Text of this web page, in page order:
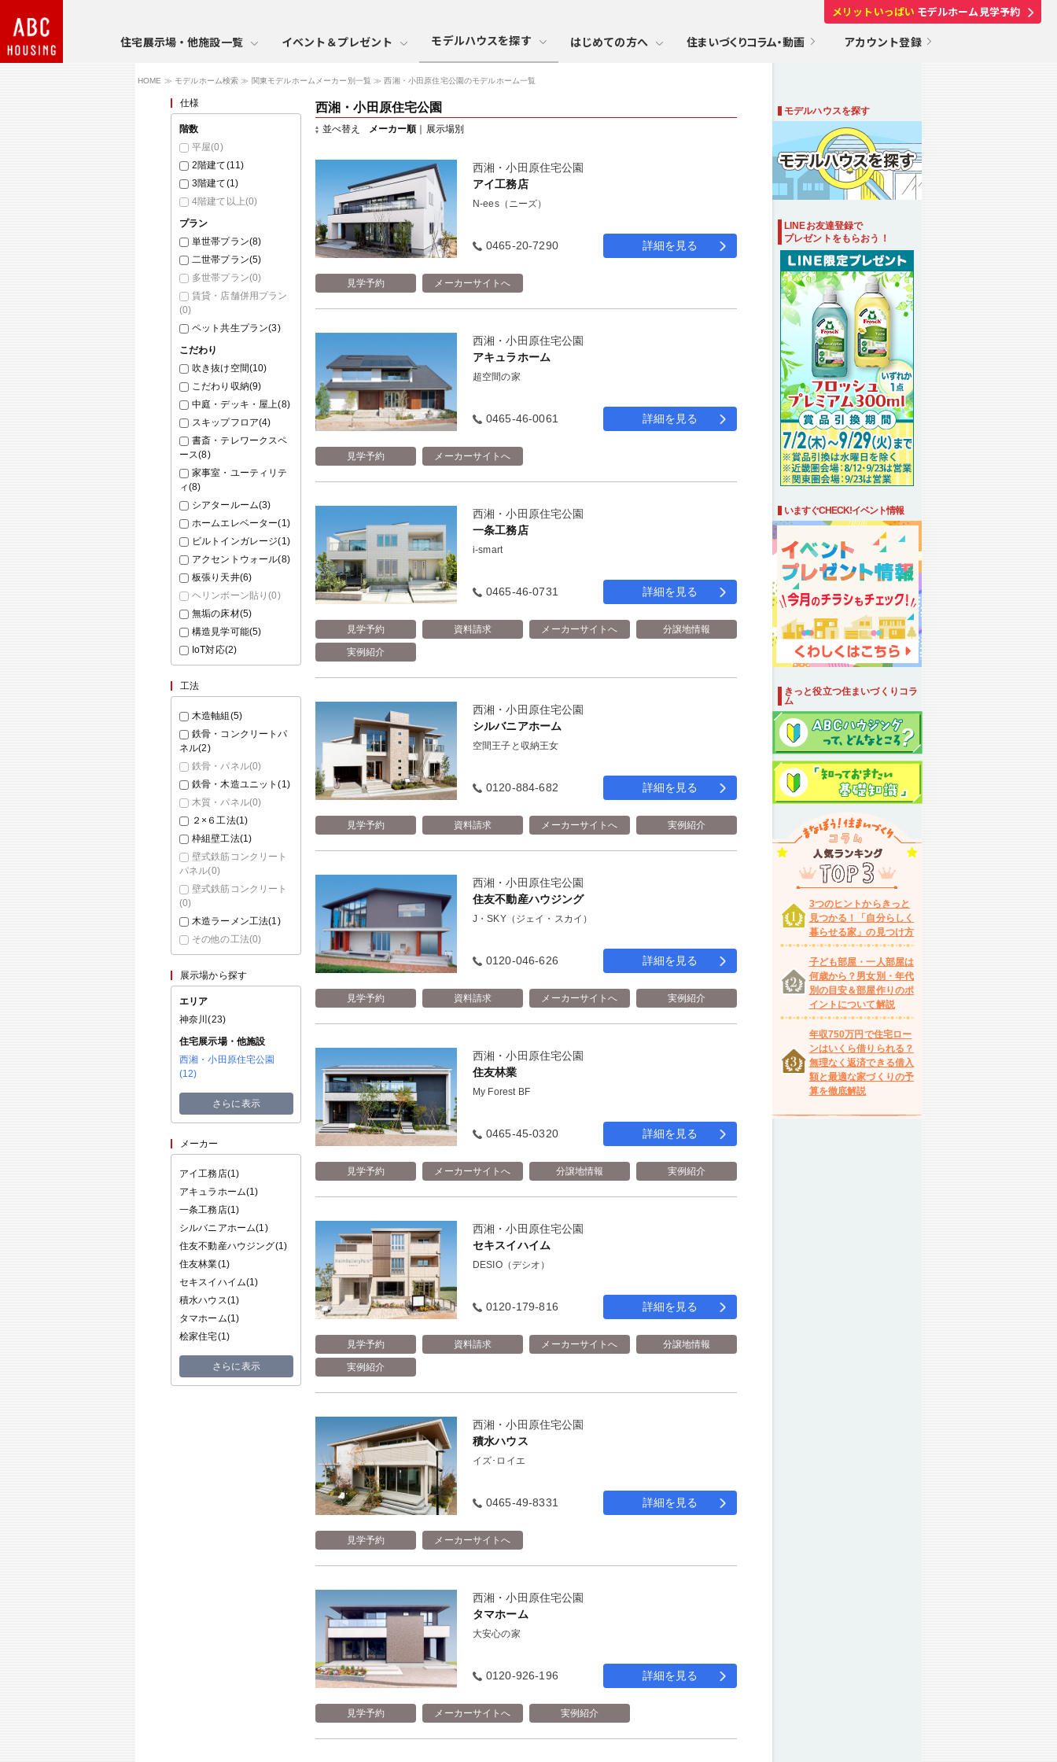
住宅展示場・他施設一覧 イベント＆プレゼント モデルハウスを探す はじめての方へ 住まいづくりコラム・動画 アカウント登録
メリットいっぱい モデルホーム見学予約
HOME モデルホーム検索 関東モデルホームメーカー別一覧 西湘・小田原住宅公園のモデルホーム一覧
仕様
階数
平屋(0)
2階建て(11)
3階建て(1)
4階建て以上(0)
プラン
単世帯プラン(8)
二世帯プラン(5)
多世帯プラン(0)
賃貸・店舗併用プラン
(0)
ペット共生プラン(3)
こだわり
吹き抜け空間(10)
こだわり収納(9)
中庭・デッキ・屋上(8)
スキップフロア(4)
書斎・テレワークスペ
ース(8)
家事室・ユーティリテ
ィ(8)
シアタールーム(3)
ホームエレベーター(1)
ビルトインガレージ(1)
アクセントウォール(8)
板張り天井(6)
ヘリンボーン貼り(0)
無垢の床材(5)
構造見学可能(5)
IoT対応(2)
工法
木造軸組(5)
鉄骨・コンクリートパ
ネル(2)
鉄骨・パネル(0)
鉄骨・木造ユニット(1)
木質・パネル(0)
２×６工法(1)
枠組壁工法(1)
壁式鉄筋コンクリート
パネル(0)
壁式鉄筋コンクリート
(0)
木造ラーメン工法(1)
その他の工法(0)
展示場から探す
エリア
神奈川(23)
住宅展示場・他施設
西湘・小田原住宅公園
(12)
さらに表示
メーカー
アイ工務店(1)
アキュラホーム(1)
一条工務店(1)
シルバニアホーム(1)
住友不動産ハウジング(1)
住友林業(1)
セキスイハイム(1)
積水ハウス(1)
タマホーム(1)
桧家住宅(1)
さらに表示
西湘・小田原住宅公園
並べ替え メーカー順 展示場別
西湘・小田原住宅公園
アイ工務店
N-ees（ニーズ）
0465-20-7290 詳細を見る
見学予約 メーカーサイトへ
西湘・小田原住宅公園
アキュラホーム
超空間の家
0465-46-0061 詳細を見る
見学予約 メーカーサイトへ
西湘・小田原住宅公園
一条工務店
i-smart
0465-46-0731 詳細を見る
見学予約 資料請求 メーカーサイトへ 分譲地情報
実例紹介
西湘・小田原住宅公園
シルバニアホーム
空間王子と収納王女
0120-884-682 詳細を見る
見学予約 資料請求 メーカーサイトへ 実例紹介
西湘・小田原住宅公園
住友不動産ハウジング
J・SKY（ジェイ・スカイ）
0120-046-626 詳細を見る
見学予約 資料請求 メーカーサイトへ 実例紹介
西湘・小田原住宅公園
住友林業
My Forest BF
0465-45-0320 詳細を見る
見学予約 メーカーサイトへ 分譲地情報 実例紹介
西湘・小田原住宅公園
セキスイハイム
DESIO（デシオ）
0120-179-816 詳細を見る
見学予約 資料請求 メーカーサイトへ 分譲地情報
実例紹介
西湘・小田原住宅公園
積水ハウス
イズ･ロイエ
0465-49-8331 詳細を見る
見学予約 メーカーサイトへ
西湘・小田原住宅公園
タマホーム
大安心の家
0120-926-196 詳細を見る
見学予約 メーカーサイトへ 実例紹介
モデルハウスを探す
LINEお友達登録で
プレゼントをもらおう！
いますぐCHECK!イベント情報
きっと役立つ住まいづくりコラ
ム
3つのヒントからきっと
見つかる！「自分らしく
暮らせる家」の見つけ方
子ども部屋・一人部屋は
何歳から？男女別・年代
別の目安＆部屋作りのポ
イントについて解説
年収750万円で住宅ロー
ンはいくら借りられる？
無理なく返済できる借入
額と最適な家づくりの予
算を徹底解説